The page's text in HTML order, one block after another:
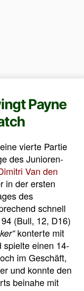
Payne
vierte Partie
des Junioren-
Van den
in der ersten
des
schnell
(Bull, 12, D16)
konterte mit
spielte einen 14-
im Geschäft,
und konnte den
beinahe mit